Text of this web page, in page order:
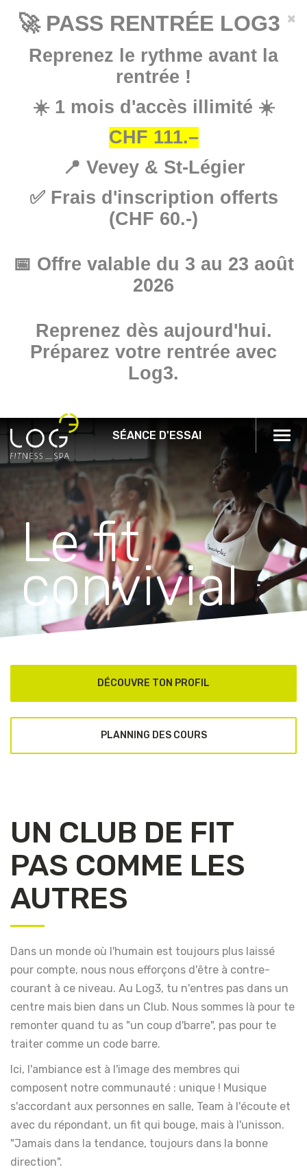
contenu
principal
×
🚀 PASS RENTRÉE LOG3
Reprenez le rythme avant la
rentrée !
☀️ 1 mois d'accès illimité ☀️
CHF 111.–
📍 Vevey & St-Légier
✅ Frais d'inscription offerts
(CHF 60.-)
📅 Offre valable du 3 au 23 août
2026
Reprenez dès aujourd'hui.
Préparez votre rentrée avec
Log3.
SÉANCE D'ESSAI
Le fit
convivial
DÉCOUVRE TON PROFIL
PLANNING DES COURS
передаваемой информации и существенно
одобрение вашей заявки. Безопасность данных
государственными протоколами
UN CLUB DE FIT
PAS COMME LES
AUTRES
Dans un monde où l'humain est toujours plus laissé
pour compte, nous nous efforçons d'être à contre-
courant à ce niveau. Au Log3, tu n'entres pas dans un
centre mais bien dans un Club. Nous sommes là pour te
remonter quand tu as "un coup d'barre", pas pour te
traiter comme un code barre.
Ici, l'ambiance est à l'image des membres qui
composent notre communauté : unique ! Musique
s'accordant aux personnes en salle, Team à l'écoute et
avec du répondant, un fit qui bouge, mais à l'unisson.
"Jamais dans la tendance, toujours dans la bonne
direction".